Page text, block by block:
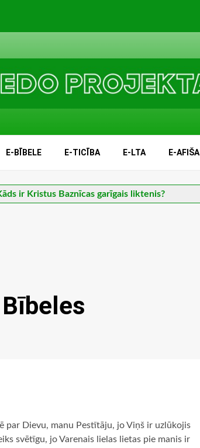
E-BĪBELE E-TICĪBA E-LTA E-AFIŠA
ir Kristus Baznīcas garīgais liktenis?
par Dievu, manu Pestītāju, jo Viņš ir uzlūkojis
svētīgu, jo Varenais lielas lietas pie manis ir